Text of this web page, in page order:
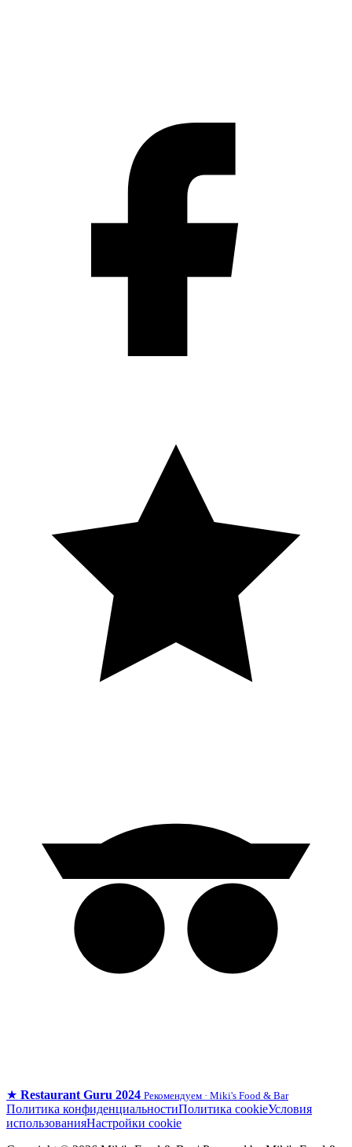
★ Restaurant Guru 2024 Рекомендуем · Miki's Food & Bar
Политика конфиденциальностиПолитика cookieУсловия
использованияНастройки cookie